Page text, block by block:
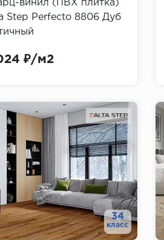
винил (ПВХ плитка)
Step Perfecto 8806 Дуб
₽/м2
34
класс